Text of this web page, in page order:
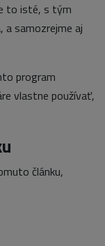
to isté, s tým
a samozrejme aj
program
vlastne používať,
článku,